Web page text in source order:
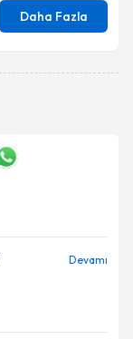
Daha Fazla
Devamı